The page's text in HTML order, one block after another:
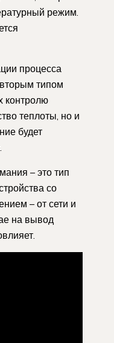
режим.
процесса
типом
контролю
теплоты, но и
будет
– это тип
со
– от сети и
на вывод